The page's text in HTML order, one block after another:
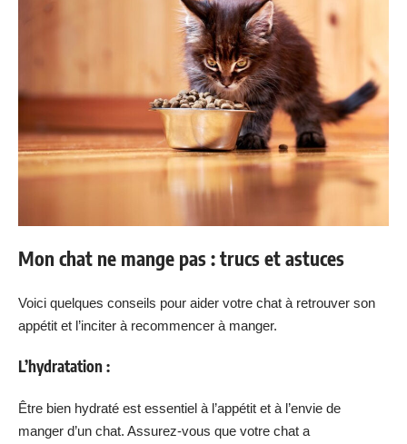
Mon chat ne mange pas : trucs et astuces
Voici quelques conseils pour aider votre chat à retrouver son
appétit et l’inciter à recommencer à manger.
L’hydratation :
Être bien hydraté est essentiel à l’appétit et à l’envie de
manger d’un chat. Assurez-vous que votre chat a